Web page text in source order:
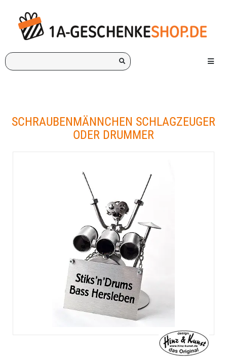
Ich
suche
Menü
SCHRAUBENMÄNNCHEN SCHLAGZEUGER
ODER DRUMMER